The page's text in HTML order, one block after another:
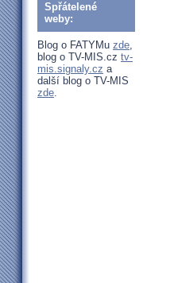
Spřátelené
weby:
Blog o FATYMu zde,
blog o TV-MIS.cz tv-
mis.signaly.cz a
další blog o TV-MIS
zde.